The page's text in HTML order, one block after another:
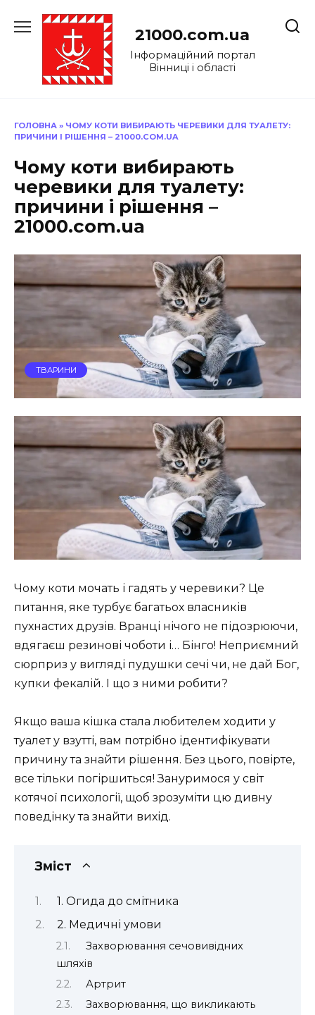
до
21000.com.ua
Інформаційний портал
Вінниці і області
ГОЛОВНА » ЧОМУ КОТИ ВИБИРАЮТЬ ЧЕРЕВИКИ ДЛЯ ТУАЛЕТУ:
ПРИЧИНИ І РІШЕННЯ – 21000.COM.UA
Чому коти вибирають
черевики для туалету:
причини і рішення –
21000.com.ua
ТВАРИНИ
Чому коти мочать і гадять у черевики? Це
питання, яке турбує багатьох власників
пухнастих друзів. Вранці нічого не підозрюючи,
вдягаєш резинові чоботи і… Бінго! Неприємний
сюрприз у вигляді пудушки сечі чи, не дай Бог,
купки фекалій. І що з ними робити?
Якщо ваша кішка стала любителем ходити у
туалет у взутті, вам потрібно ідентифікувати
причину та знайти рішення. Без цього, повірте,
все тільки погіршиться! Зануримося у світ
котячої психології, щоб зрозуміти цю дивну
поведінку та знайти вихід.
Зміст
1. Огида до смітника
2. Медичні умови
Захворювання сечовивідних
шляхів
Артрит
Захворювання, що викликають